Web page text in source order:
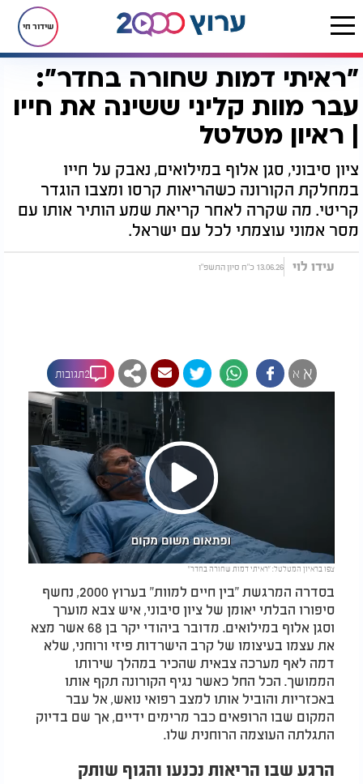
שידור חי
דף הבית יהדות ערוץ 2000 סדרות הדיגיטל של ערוץ 2000 בין חיים למוות
"ראיתי דמות שחורה בחדר":
עבר מוות קליני ששינה את חייו
| ראיון מטלטל
ציון סיבוני, סגן אלוף במילואים, נאבק על חייו
במחלקת הקורונה כשהריאות קרסו ומצבו הוגדר
קריטי. מה שקרה לאחר קריאת שמע הותיר אותו עם
מסר אמוני עוצמתי לכל עם ישראל.
עידו לוי 13.06.26 כ"ח סיון התשפ"ו
א א 2תגובות
Play
Video
צפו בראיון המטלטל: "ראיתי דמות שחורה בחדר"
בסדרה המרגשת "בין חיים למוות" בערוץ 2000, נחשף
סיפורו הבלתי יאומן של ציון סיבוני, איש צבא מוערך
וסגן אלוף במילואים. מדובר ביהודי יקר בן 68 אשר מצא
את עצמו בעיצומו של קרב הישרדות פיזי ורוחני, שלא
דמה לאף מערכה צבאית שהכיר במהלך שירותו
הממושך. הכל החל כאשר נגיף הקורונה תקף אותו
באכזריות והוביל אותו למצב רפואי נואש, אל עבר
המקום שבו הרופאים כבר מרימים ידיים, אך שם בדיוק
התגלתה העוצמה הרוחנית שלו.
הרגע שבו הריאות נכנעו והגוף שותק